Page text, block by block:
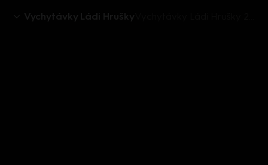
Vychytávky Ládi Hrušky